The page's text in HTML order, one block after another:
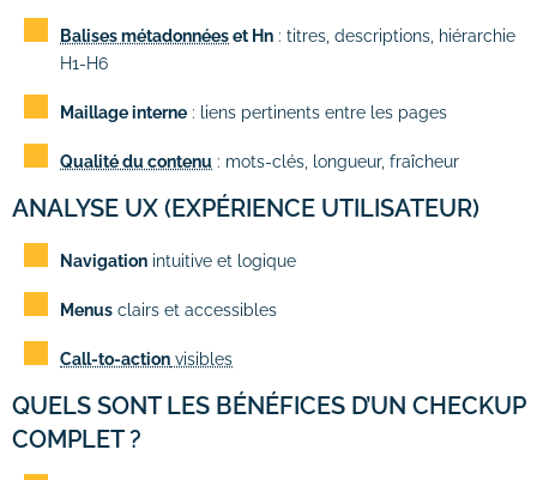
Balises métadonnéeset Hn : titres, descriptions, hiérarchie
H1-H6
Maillage interne : liens pertinents entre les pages
Qualité du contenu : mots-clés, longueur, fraîcheur
ANALYSE UX (EXPÉRIENCE UTILISATEUR)
Navigation intuitive et logique
Menus clairs et accessibles
Call-to-action visibles
QUELS SONT LES BÉNÉFICES D’UN CHECKUP
COMPLET ?